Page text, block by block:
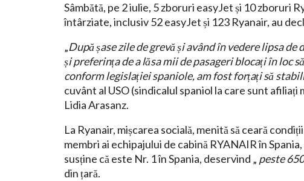
Sâmbătă, pe 2 iulie, 5 zboruri easyJet și 10 zboruri
întârziate, inclusiv 52 easyJet și 123 Ryanair, au
„După șase zile de grevă și având în vedere lipsa
și preferința de a lăsa mii de pasageri blocați în loc
conform legislației spaniole, am fost forțați să
cuvânt al USO (sindicalul spaniol la care sunt
Lidia Arasanz.
La Ryanair, mișcarea socială, menită să ceară
membri ai echipajului de cabină RYANAIR în
susține că este Nr. 1 în Spania, deservind „ peste
din țară.